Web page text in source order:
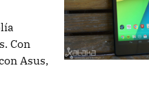
Con
Asus,